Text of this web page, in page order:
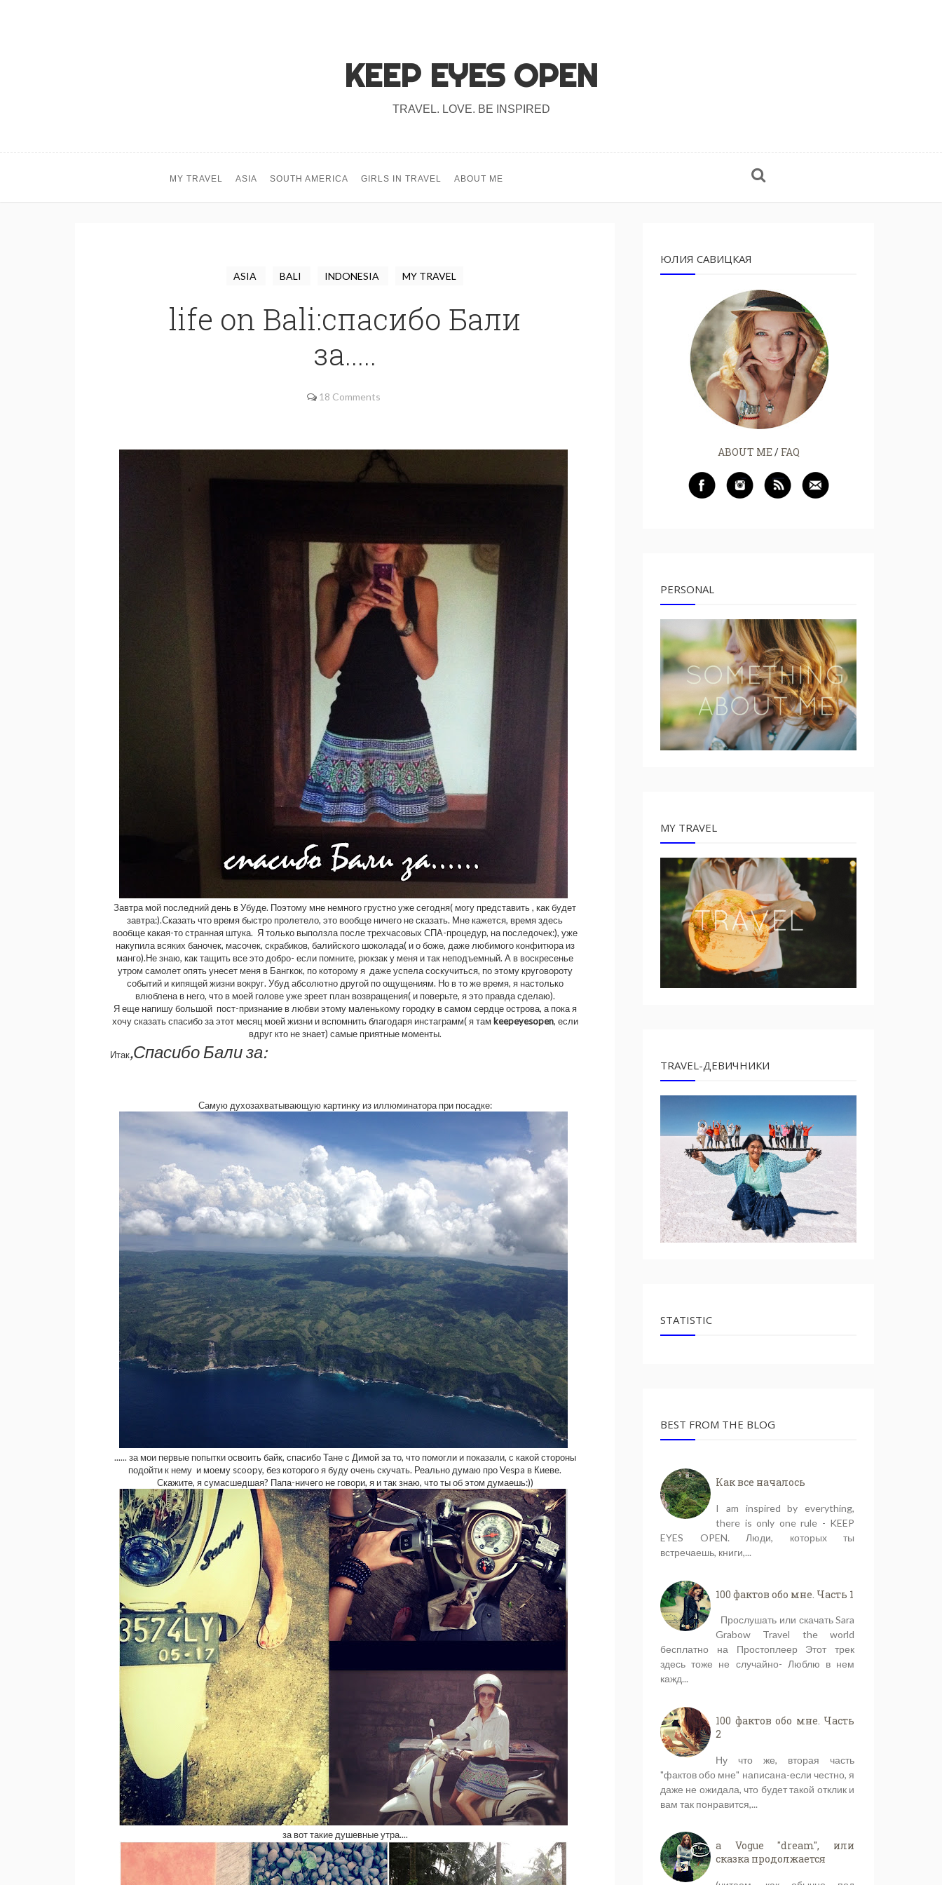
KEEP EYES OPEN
TRAVEL. LOVE. BE INSPIRED
MY TRAVEL ASIA SOUTH AMERICA GIRLS IN TRAVEL ABOUT ME
ASIA BALI INDONESIA MY TRAVEL
life on Bali:спасибо Бали
за.....
18 Comments
Завтра мой последний день в Убуде. Поэтому мне немного грустно уже сегодня( могу представить , как будет
завтра:).Сказать что время быстро пролетело, это вообще ничего не сказать. Мне кажется, время здесь
вообще какая-то странная штука. Я только выползла после трехчасовых СПА-процедур, на последочек:), уже
накупила всяких баночек, масочек, скрабиков, балийского шоколада( и о боже, даже любимого конфитюра из
манго).Не знаю, как тащить все это добро- если помните, рюкзак у меня и так неподъемный. А в воскресенье
утром самолет опять унесет меня в Бангкок, по которому я даже успела соскучиться, по этому круговороту
событий и кипящей жизни вокруг. Убуд абсолютно другой по ощущениям. Но в то же время, я настолько
влюблена в него, что в моей голове уже зреет план возвращения( и поверьте, я это правда сделаю).
Я еще напишу большой пост-признание в любви этому маленькому городку в самом сердце острова, а пока я
хочу сказать спасибо за этот месяц моей жизни и вспомнить благодаря инстаграмм( я там keepeyesopen, если
вдруг кто не знает) самые приятные моменты.
Итак,Спасибо Бали за:
Самую духозахватывающую картинку из иллюминатора при посадке:
...... за мои первые попытки освоить байк, спасибо Тане с Димой за то, что помогли и показали, с какой стороны
подойти к нему и моему scoopy, без которого я буду очень скучать. Реально думаю про Vespa в Киеве.
Скажите, я сумасшедшая? Папа-ничего не говори, я и так знаю, что ты об этом думаешь:))
за вот такие душевные утра....
ЮЛИЯ САВИЦКАЯ
ABOUT ME/ FAQ
PERSONAL
MY TRAVEL
TRAVEL-ДЕВИЧНИКИ
STATISTIC
BEST FROM THE BLOG
Как все началось
I am inspired by everything,
there is only one rule - KEEP
EYES OPEN. Люди, которых ты
встречаешь, книги,...
100 фактов обо мне. Часть 1
Прослушать или скачать Sara
Grabow Travel the world
бесплатно на Простоплеер Этот трек
здесь тоже не случайно- Люблю в нем
кажд...
100 фактов обо мне. Часть
2
Ну что же, вторая часть
"фактов обо мне" написана-если честно, я
даже не ожидала, что будет такой отклик и
вам так понравится,...
a Vogue "dream", или
сказка продолжается